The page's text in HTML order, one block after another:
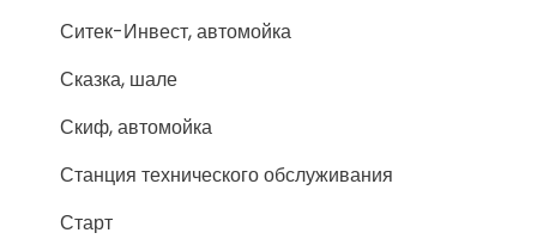
Ситек-Инвест, автомойка
Сказка, шале
Скиф, автомойка
Станция технического обслуживания
Старт